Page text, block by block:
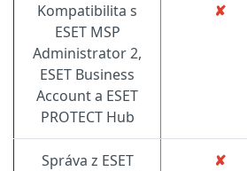
Kompatibilita s
ESET MSP
Administrator 2,
ESET Business
Account a ESET
PROTECT Hub
✘
Správa z ESET
✘